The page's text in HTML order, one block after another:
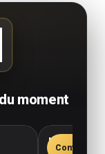
moment
Confort
New